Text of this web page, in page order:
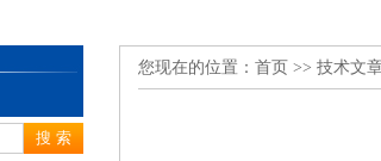
您现在的位置： 首页 >> 技术文